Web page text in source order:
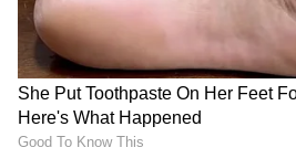
Image Credit :Asianet News
ಸಿಂಹ